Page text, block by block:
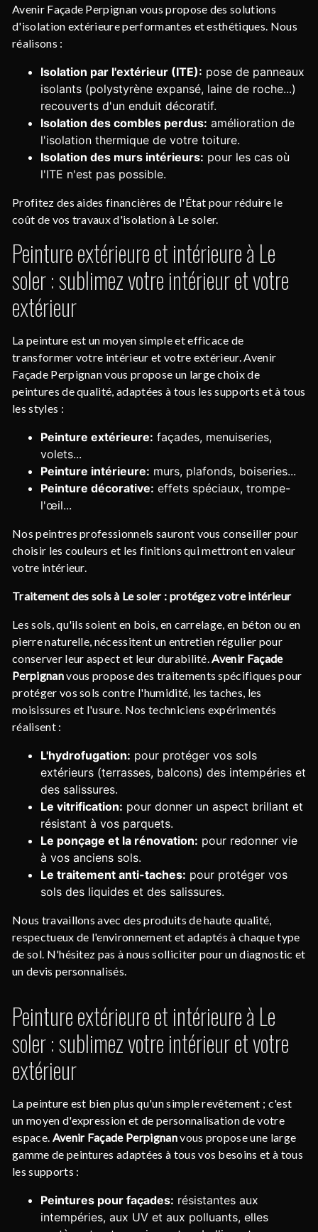
Avenir Façade Perpignan vous propose des solutions
d'isolation extérieure performantes et esthétiques. Nous
réalisons :
Isolation par l'extérieur (ITE): pose de panneaux
isolants (polystyrène expansé, laine de roche...)
recouverts d'un enduit décoratif.
Isolation des combles perdus: amélioration de
l'isolation thermique de votre toiture.
Isolation des murs intérieurs: pour les cas où
l'ITE n'est pas possible.
Profitez des aides financières de l'État pour réduire le
coût de vos travaux d'isolation à Le soler.
Peinture extérieure et intérieure à Le
soler : sublimez votre intérieur et votre
extérieur
La peinture est un moyen simple et efficace de
transformer votre intérieur et votre extérieur. Avenir
Façade Perpignan vous propose un large choix de
peintures de qualité, adaptées à tous les supports et à tous
les styles :
Peinture extérieure: façades, menuiseries,
volets...
Peinture intérieure: murs, plafonds, boiseries...
Peinture décorative: effets spéciaux, trompe-
l'œil...
Nos peintres professionnels sauront vous conseiller pour
choisir les couleurs et les finitions qui mettront en valeur
votre intérieur.
Traitement des sols à Le soler : protégez votre intérieur
Les sols, qu'ils soient en bois, en carrelage, en béton ou en
pierre naturelle, nécessitent un entretien régulier pour
conserver leur aspect et leur durabilité.Avenir Façade
Perpignanvous propose des traitements spécifiques pour
protéger vos sols contre l'humidité, les taches, les
moisissures et l'usure. Nos techniciens expérimentés
réalisent :
L'hydrofugation: pour protéger vos sols
extérieurs (terrasses, balcons) des intempéries et
des salissures.
Le vitrification: pour donner un aspect brillant et
résistant à vos parquets.
Le ponçage et la rénovation: pour redonner vie
à vos anciens sols.
Le traitement anti-taches: pour protéger vos
sols des liquides et des salissures.
Nous travaillons avec des produits de haute qualité,
respectueux de l'environnement et adaptés à chaque type
de sol. N'hésitez pas à nous solliciter pour un diagnostic et
un devis personnalisés.
Peinture extérieure et intérieure à Le
soler : sublimez votre intérieur et votre
extérieur
La peinture est bien plus qu'un simple revêtement ; c'est
un moyen d'expression et de personnalisation de votre
espace. Avenir Façade Perpignanvous propose une large
gamme de peintures adaptées à tous vos besoins et à tous
les supports :
Peintures pour façades: résistantes aux
intempéries, aux UV et aux polluants, elles